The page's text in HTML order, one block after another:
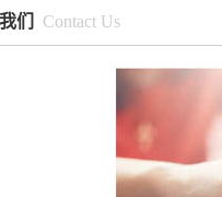
们
Contact Us